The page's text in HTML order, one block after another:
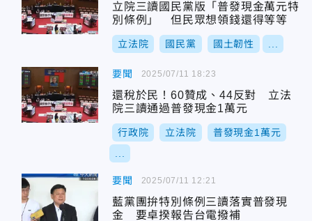
立院三讀國民黨版「普發現金萬元特
別條例」 但民眾想領錢還得等等
立法院 國民黨 國土韌性
要聞
還稅於民！60贊成、44反對 立法
院三讀通過普發現金1萬元
行政院 立法院 普發現金1萬元
2025/07/11 18:23
要聞
藍黨團拚特別條例三讀落實普發現
金 要卓揆報告台電撥補
2025/07/11 12:21